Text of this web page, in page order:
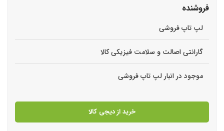
فروشنده
لپ تاپ فروشی
گارانتی اصالت و سلامت فیزیکی کالا
موجود در انبار لپ تاپ فروشی
خرید از دیجی کالا